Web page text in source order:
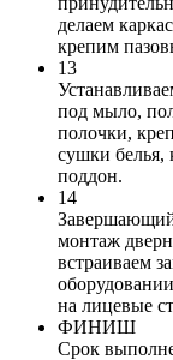
делаем
крепим
13
под мыло,
полочки,
сушки белья,
поддон.
14
монтаж
встраиваем
на лицевые
ФИНИШ
Срок